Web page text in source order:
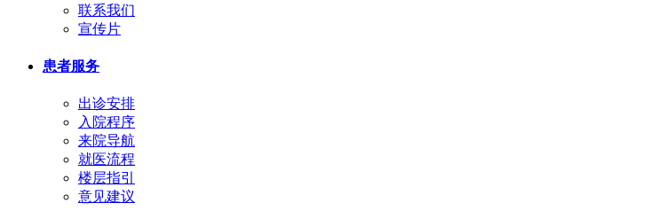
联系我们
宣传片
患者服务
出诊安排
入院程序
来院导航
就医流程
楼层指引
意见建议